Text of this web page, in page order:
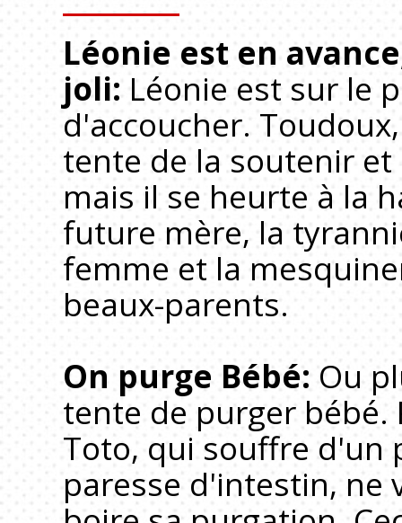
Léonie est en
joli: Léonie est sur le
d'accoucher.
tente de la soutenir
mais il se heurte à la
future mère, la
femme et la
beaux-parents.
On purge Bébé: Ou
tente de purger bébé.
Toto, qui souffre d'un
paresse d'intestin, ne